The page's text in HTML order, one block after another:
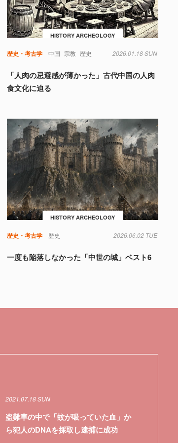
HISTORY ARCHEOLOGY
歴史・考古学 中国 宗教 歴史 2026.01.18 SUN
「人肉の忌避感が薄かった」古代中国の人肉
食文化に迫る
HISTORY ARCHEOLOGY
歴史・考古学 歴史 2026.06.02 TUE
一度も陥落しなかった「中世の城」ベスト6
2021.07.18 SUN
盗難車の中で「蚊が吸っていた血」か
ら犯人のDNAを採取し逮捕に成功